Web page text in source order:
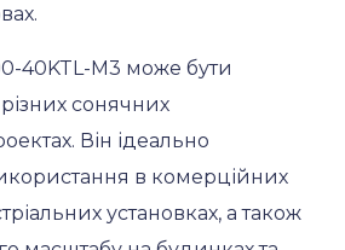
40KTL-M3 може бути
сонячних
Він ідеально
в комерційних
установках, а також